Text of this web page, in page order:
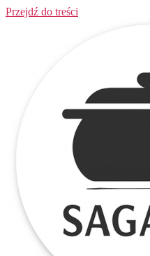
Przejdź do treści